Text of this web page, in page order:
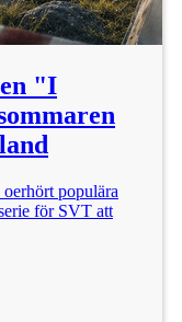
"I
populära
för SVT att